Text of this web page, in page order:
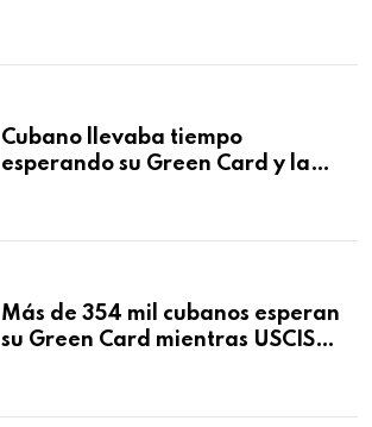
Cubano llevaba tiempo
esperando su Green Card y la
Más de 354 mil cubanos esperan
su Green Card mientras USCIS